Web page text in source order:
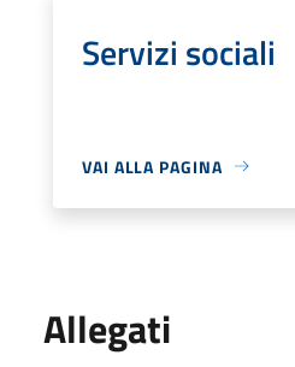
Servizi sociali
VAI ALLA PAGINA
Allegati